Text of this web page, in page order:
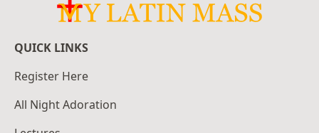
QUICK LINKS
Register Here
All Night Adoration